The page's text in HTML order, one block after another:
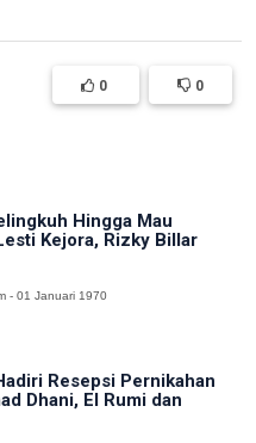
0 0
Hingga Mau
Kejora, Rizky Billar
- 01 Januari 1970
Resepsi Pernikahan
Dhani, El Rumi dan